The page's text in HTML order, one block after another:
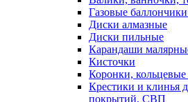
Газовые
Диски алмазные
Диски пильные
Карандаши
Кисточки
Коронки,
Крестики и клинья
покрытий, СВП